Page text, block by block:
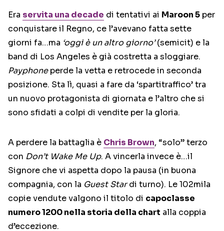
Era servita una decade di tentativi ai Maroon 5 per
conquistare il Regno, ce l’avevano fatta sette
giorni fa…ma ‘oggi è un altro giorno’(semicit) e la
band di Los Angeles è già costretta a sloggiare.
Payphoneperde la vetta e retrocede in seconda
posizione. Sta lì, quasi a fare da ‘spartitraffico’ tra
un nuovo protagonista di giornata e l’altro che si
sono sfidati a colpi di vendite per la gloria.
A perdere la battaglia è Chris Brown, “solo” terzo
con Don’t Wake Me Up. A vincerla invece è…il
Signore che vi aspetta dopo la pausa (in buona
compagnia, con la Guest Stardi turno). Le 102mila
copie vendute valgono il titolo di capoclasse
numero 1200 nella storia della chart alla coppia
d’eccezione.